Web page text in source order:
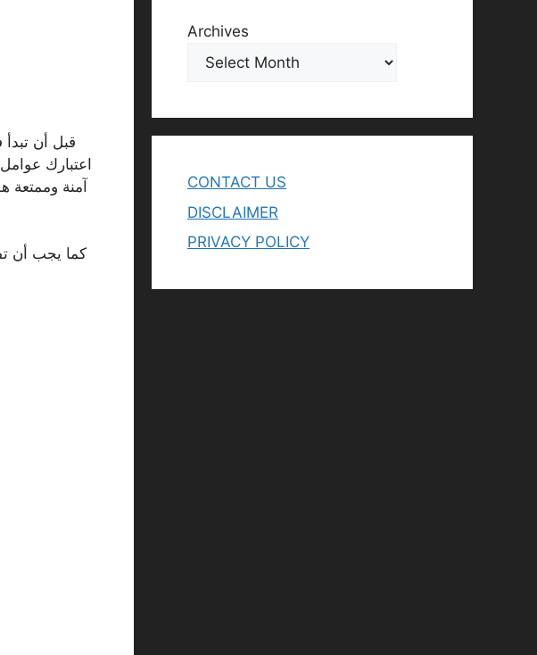
قبل أن
اعتبارك
آمنة وممتعة
كما يجب أن
Archives
CONTACT US
DISCLAIMER
PRIVACY POLICY